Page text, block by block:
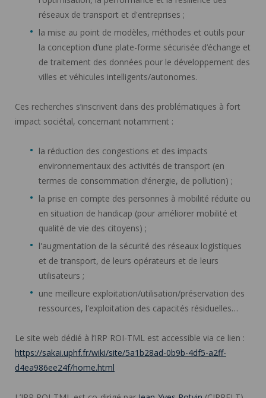
réseaux de transport et d'entreprises ;
la mise au point de modèles, méthodes et outils pour
la conception d’une plate-forme sécurisée d’échange et
de traitement des données pour le développement des
villes et véhicules intelligents/autonomes.
Ces recherches s’inscrivent dans des problématiques à fort
impact sociétal, concernant notamment :
la réduction des congestions et des impacts
environnementaux des activités de transport (en
termes de consommation d’énergie, de pollution) ;
la prise en compte des personnes à mobilité réduite ou
en situation de handicap (pour améliorer mobilité et
qualité de vie des citoyens) ;
l'augmentation de la sécurité des réseaux logistiques
et de transport, de leurs opérateurs et de leurs
utilisateurs ;
une meilleure exploitation/utilisation/préservation des
ressources, l'exploitation des capacités résiduelles…
Le site web dédié à l’IRP ROI-TML est accessible via ce lien :
https://sakai.uphf.fr/wiki/site/5a1b28ad-0b9b-4df5-a2ff-
d4ea986ee24f/home.html